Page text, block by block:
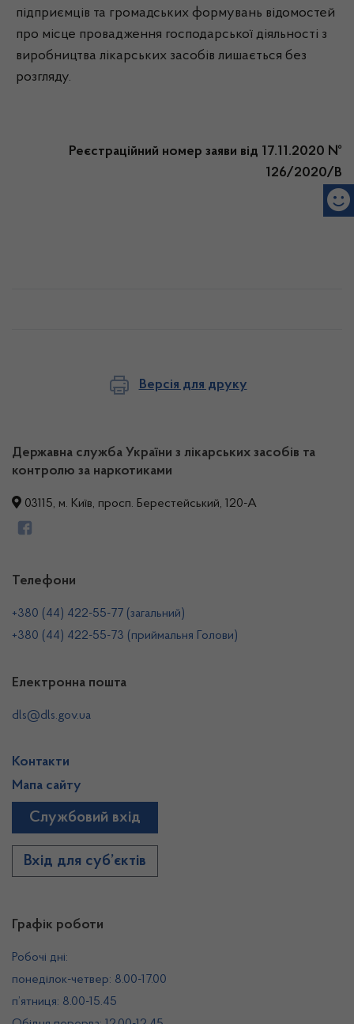
підприємців та громадських формувань відомостей
про місце провадження господарської діяльності з
виробництва лікарських засобів лишається без
розгляду.
Реєстраційний номер заяви від 17.11.2020 №
126/2020/В
Версія для друку
Державна служба України з лікарських засобів та
контролю за наркотиками
03115, м. Київ, просп. Берестейський, 120-А
Графік роботи
Робочі дні:
понеділок-четвер: 8.00-17.00
п’ятниця: 8.00-15.45
Телефони
+380 (44) 422-55-77 (загальний)
+380 (44) 422-55-73 (приймальня Голови)
Електронна пошта
dls@dls.gov.ua
Контакти
Мапа сайту
Службовий вхід
Вхід для суб’єктів